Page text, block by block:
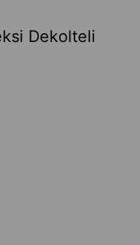
Dekolteli